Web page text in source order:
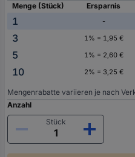
Menge (Stück)
Ersparnis
1 -
3
1% = 1,95 €
5
1% = 2,60 €
10
2% = 3,25 €
Mengenrabatte variieren je nach
Anzahl
Stück